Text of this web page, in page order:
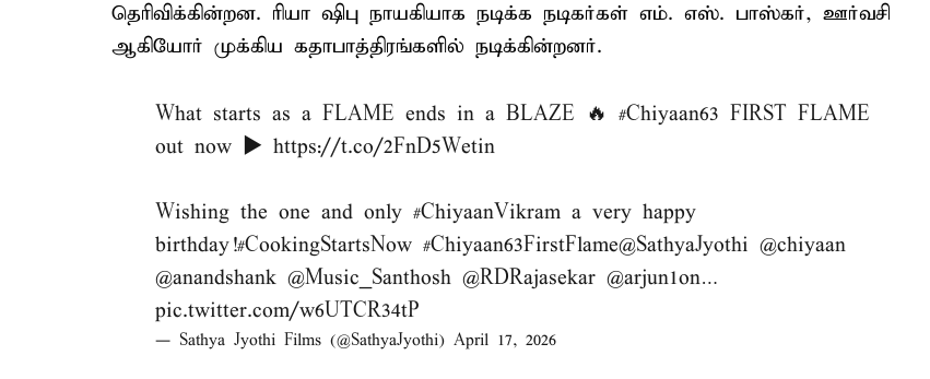
தெரிவிக்கின்றன. ரியா ஷிபு நாயகியாக நடிக்க நடிகர்கள் எம். எஸ். பாஸ்கர், ஊர்வசி
ஆகியோர் முக்கிய கதாபாத்திரங்களில் நடிக்கின்றனர்.
What starts as a FLAME ends in a BLAZE 🔥 #Chiyaan63 FIRST FLAME
out now ▶️ https://t.co/2FnD5Wetin
Wishing the one and only #ChiyaanVikram a very happy
birthday!#CookingStartsNow #Chiyaan63FirstFlame@SathyaJyothi @chiyaan
@anandshank @Music_Santhosh @RDRajasekar @arjun1on…
pic.twitter.com/w6UTCR34tP
— Sathya Jyothi Films (@SathyaJyothi) April 17, 2026